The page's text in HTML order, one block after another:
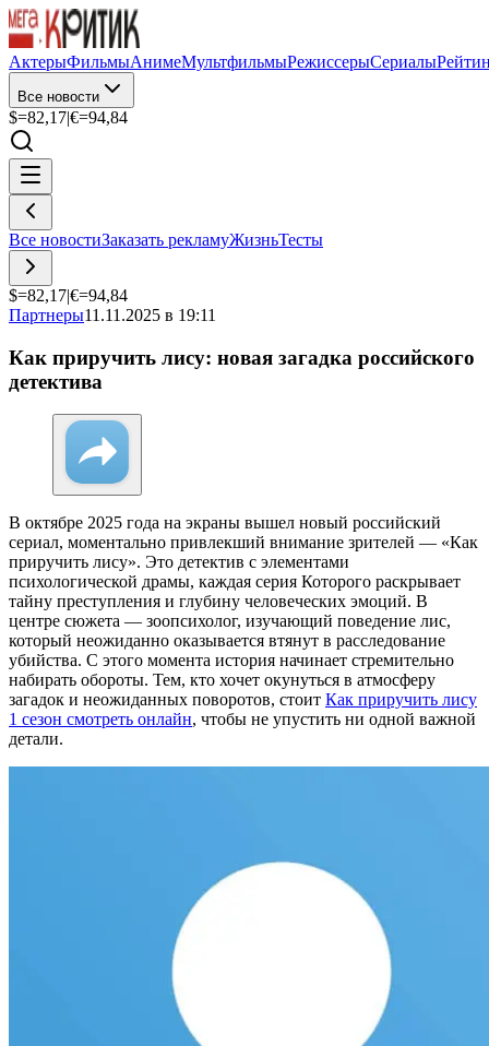
АктерыФильмыАнимеМультфильмыРежиссерыСериалы
Все новости
$=82,17|€=94,84
Все новостиЗаказать рекламуЖизньТесты
$=82,17|€=94,84
Партнеры11.11.2025 в 19:11
Как приручить лису: новая загадка российского
детектива
В октябре 2025 года на экраны вышел новый российский
сериал, моментально привлекший внимание зрителей — «Как
приручить лису». Это детектив с элементами
психологической драмы, каждая серия Которого раскрывает
тайну преступления и глубину человеческих эмоций. В
центре сюжета — зоопсихолог, изучающий поведение лис,
который неожиданно оказывается втянут в расследование
убийства. С этого момента история начинает стремительно
набирать обороты. Тем, кто хочет окунуться в атмосферу
загадок и неожиданных поворотов, стоит Как приручить лису
1 сезон смотреть онлайн, чтобы не упустить ни одной важной
детали.